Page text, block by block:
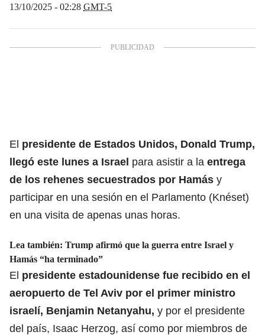
13/10/2025 - 02:28 GMT-5
El presidente de Estados Unidos, Donald Trump,
llegó este lunes a Israel para asistir a la entrega
de los rehenes secuestrados por Hamás y
participar en una sesión en el Parlamento (Knéset)
en una visita de apenas unas horas.
Lea también: Trump afirmó que la guerra entre Israel y
Hamás “ha terminado”
El presidente estadounidense fue recibido en el
aeropuerto de Tel Aviv por el primer ministro
israelí, Benjamin Netanyahu, y por el presidente
del país, Isaac Herzog, así como por miembros de